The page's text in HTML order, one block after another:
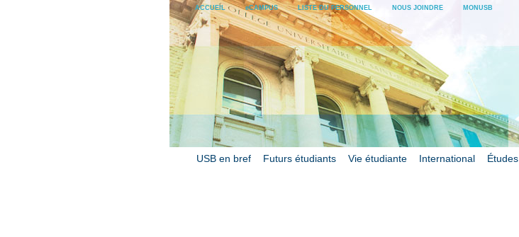
ACCUEIL eCAMPUS LISTE DU PERSONNEL NOUS JOINDRE MONUSB
USB en bref Futurs étudiants Vie étudiante International Études